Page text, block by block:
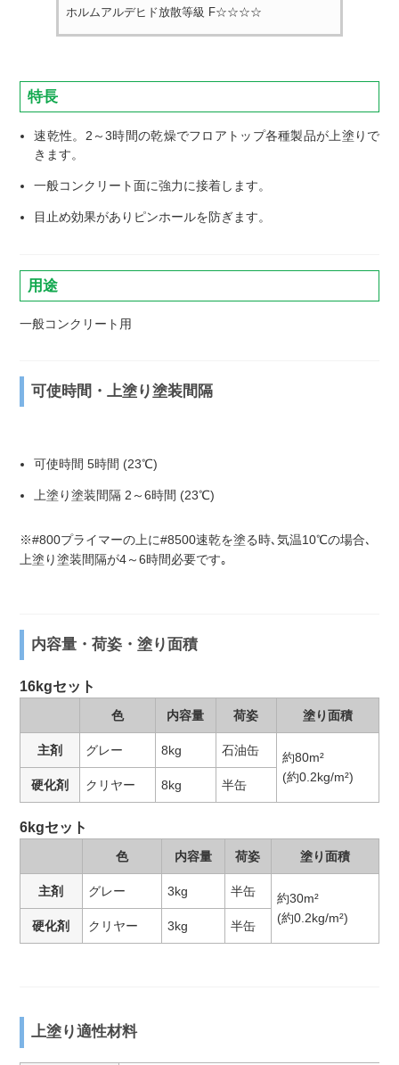
ホルムアルデヒド放散等級 F☆☆☆☆
特長
速乾性。2～3時間の乾燥でフロアトップ各種製品が上塗りで
きます。
一般コンクリート面に強力に接着します。
目止め効果がありピンホールを防ぎます。
用途
一般コンクリート用
可使時間・上塗り塗装間隔
可使時間 5時間 (23℃)
上塗り塗装間隔 2～6時間 (23℃)
※#800プライマーの上に#8500速乾を塗る時､気温10℃の場合､
上塗り塗装間隔が4～6時間必要です｡
内容量・荷姿・塗り面積
16kgセット
色 内容量 荷姿 塗り面積
主剤 グレー 8kg 石油缶
約80m²
(約0.2kg/m²)
硬化剤 クリヤー 8kg 半缶
6kgセット
色 内容量 荷姿 塗り面積
主剤 グレー 3kg 半缶
約30m²
(約0.2kg/m²)
硬化剤 クリヤー 3kg 半缶
上塗り適性材料